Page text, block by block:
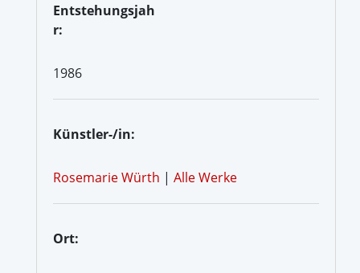
Entstehungsjah
r:
1986
Künstler-/in:
Rosemarie Würth | Alle Werke
Ort: